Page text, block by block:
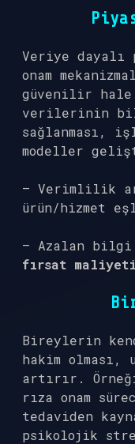
Veriye
onam
güvenilir
verilerinin
sağlanması,
modeller
– Verimlilik
ürün/hizmet
– Azalan
fırsat maliyeti
Bireylerin
hakim
artırır.
rıza onam
tedaviden
psikolojik